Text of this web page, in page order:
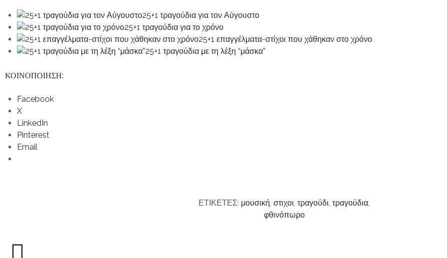
25+1 τραγούδια για τον Αύγουστο
25+1 τραγούδια για το χρόνο
25+1 επαγγέλματα-στίχοι που χάθηκαν στο χρόνο
25+1 τραγούδια με τη λέξη “μάσκα”
ΚΟΙΝΟΠΟΙΗΣΗ:
Facebook
X
LinkedIn
Pinterest
Email
ΕΤΙΚΕΤΕΣ: μουσική,στιχοι,τραγούδι,τραγούδια,
φθινόπωρο